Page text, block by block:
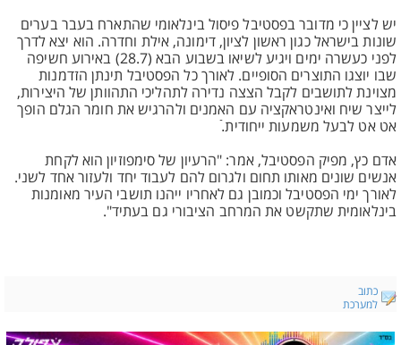
יש לציין כי מדובר בפסטיבל פיסול בינלאומי שהתארח בעבר בערים
שונות בישראל כגון ראשון לציון, דימונה, אילת וחדרה. הוא יצא לדרך
לפני כעשרה ימים ויגיע לשיאו בשבוע הבא (28.7) באירוע חשיפה
שבו יוצגו התוצרים הסופיים. לאורך כל הפסטיבל תינתן הזדמנות
מצוינת לתושבים לקבל הצצה נדירה לתהליכי התהוותן של היצירות,
לייצר שיח ואינטראקציה עם האמנים ולהרגיש את חומר הגלם הופך
אט אט לבעל משמעות ייחודית.ֿ
אדם כץ, מפיק הפסטיבל, אמר: "הרעיון של סימפוזיון הוא לקחת
אנשים שונים מאותו תחום ולגרום להם לעבוד יחד ולעזור אחד לשני.
לאורך ימי הפסטיבל וכמובן גם לאחריו ייהנו תושבי העיר מאומנות
בינלאומית שתקשט את המרחב הציבורי גם בעתיד".
כתוב
למערכת